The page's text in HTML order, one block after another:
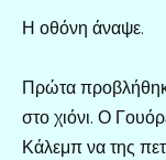
Η οθόνη άναψε.
Πρώτα
στο χιόνι. Ο
Κάλεμπ να της